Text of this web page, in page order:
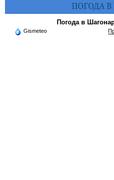
ПОГОДА
Погода в
Gismeteo